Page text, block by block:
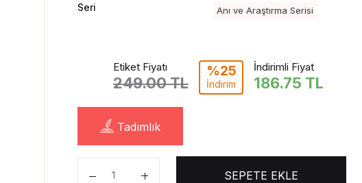
Seri Anı ve Araştırma Serisi
Etiket Fiyatı
249.00 TL
%25
İndirim
İndirimli Fiyat
186.75 TL
Tadımlık
SEPETE EKLE